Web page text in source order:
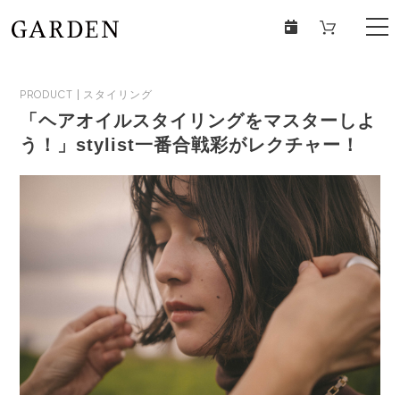
PRODUCT スタイリング
「ヘアオイルスタイリングをマスターしよ
う！」stylist一番合戦彩がレクチャー！